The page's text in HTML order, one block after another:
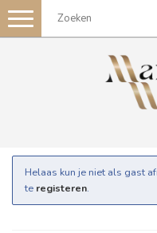
Toggle
navigation
Helaas kun je niet als gast
te registeren.